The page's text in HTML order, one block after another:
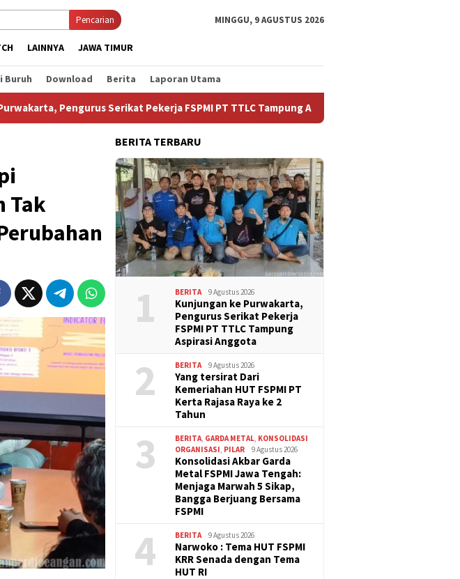
Pencarian MINGGU, 9 AGUSTUS 2026
LAINNYA JAWA TIMUR
Buruh Download Berita Laporan Utama
Serikat Pekerja FSPMI PT TTLC Tampung Aspirasi Anggota
Tak
BERITA TERBARU
1 BERITA 9 Agustus 2026
Kunjungan ke Purwakarta,
Pengurus Serikat Pekerja
FSPMI PT TTLC Tampung
Aspirasi Anggota
2 BERITA 9 Agustus 2026
Yang tersirat Dari
Kemeriahan HUT FSPMI PT
Kerta Rajasa Raya ke 2
Tahun
3 BERITA GARDA METAL KONSOLIDASI
ORGANISASI PILAR 9 Agustus 2026
Konsolidasi Akbar Garda
Metal FSPMI Jawa Tengah:
Menjaga Marwah 5 Sikap,
Bangga Berjuang Bersama
FSPMI
4 BERITA 9 Agustus 2026
Narwoko : Tema HUT FSPMI
KRR Senada dengan Tema
HUT RI